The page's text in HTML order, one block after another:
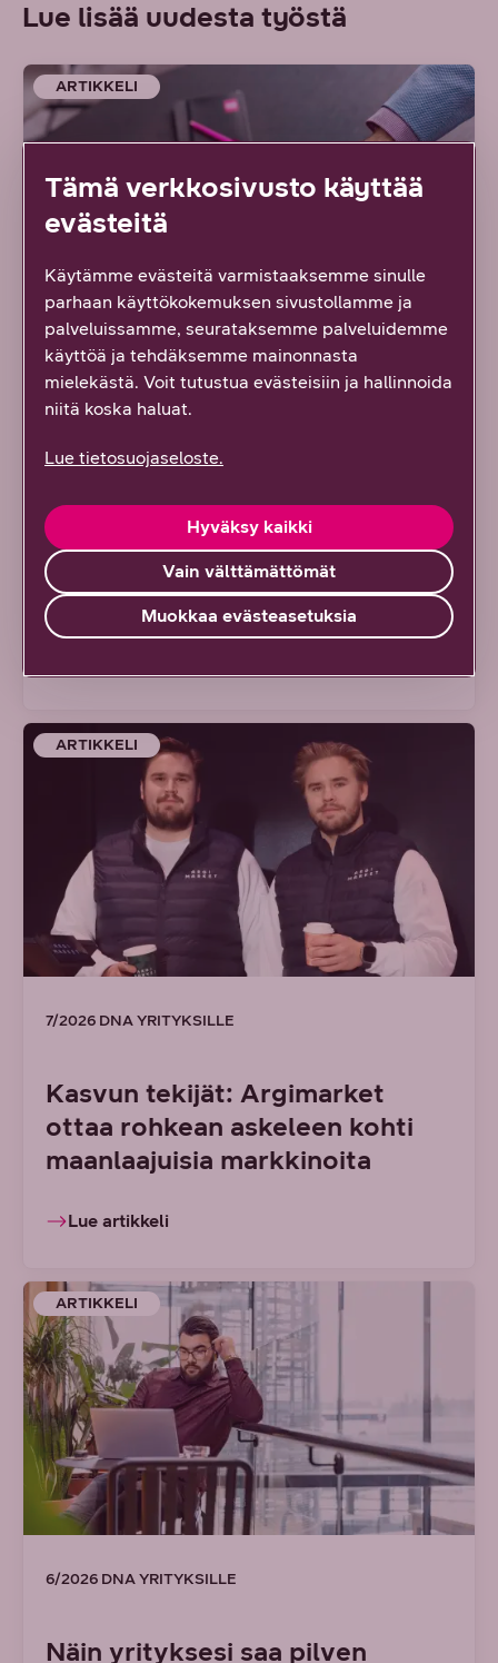
Lue lisää uudesta työstä
ARTIKKELI
7/2026 DNA YRITYKSILLE
lähiverkkoja: DNA Managed
Network Premium tarjoaa
ainutlaatuisen ratkaisun
monimutkaisten
verkkoympäristöjen haasteisiin
ARTIKKELI
7/2026 DNA YRITYKSILLE
Kasvun tekijät: Argimarket
ottaa rohkean askeleen kohti
maanlaajuisia markkinoita
Lue artikkeli
ARTIKKELI
6/2026 DNA YRITYKSILLE
Näin yrityksesi saa pilven
Tämä verkkosivusto käyttää
evästeitä
Käytämme evästeitä varmistaaksemme sinulle
parhaan käyttökokemuksen sivustollamme ja
palveluissamme, seurataksemme palveluidemme
käyttöä ja tehdäksemme mainonnasta
mielekästä. Voit tutustua evästeisiin ja hallinnoida
niitä koska haluat.
Lue tietosuojaseloste.
Vain välttämättömät
Hyväksy kaikki
Muokkaa evästeasetuksia